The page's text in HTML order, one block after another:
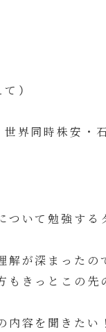
）
界同時株安・
いて勉強する
が深まったの
きっとこの先
容を聞きたい